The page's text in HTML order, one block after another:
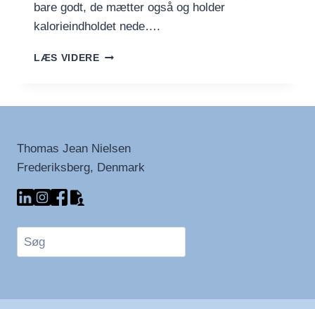
bare godt, de mætter også og holder
kalorieindholdet nede….
LÆS VIDEREHJERTEVAFLER
Thomas Jean Nielsen
Frederiksberg, Denmark
Søg